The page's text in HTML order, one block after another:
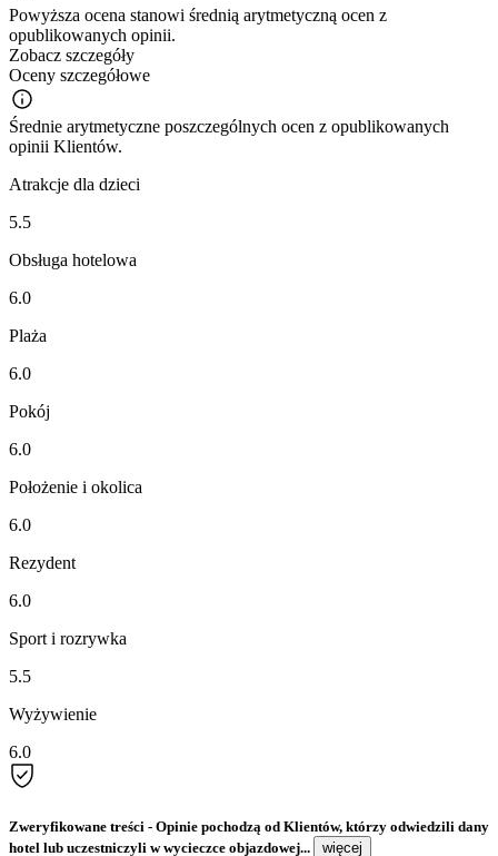
Powyższa ocena stanowi średnią arytmetyczną ocen z
opublikowanych opinii.
Zobacz szczegóły
Oceny szczegółowe
Średnie arytmetyczne poszczególnych ocen z opublikowanych
opinii Klientów.
Atrakcje dla dzieci
5.5
Obsługa hotelowa
6.0
Plaża
6.0
Pokój
6.0
Położenie i okolica
6.0
Rezydent
6.0
Sport i rozrywka
5.5
Wyżywienie
6.0
Zweryfikowane treści - Opinie pochodzą od Klientów, którzy odwiedzili dany
hotel lub uczestniczyli w wycieczce objazdowej...
więcej